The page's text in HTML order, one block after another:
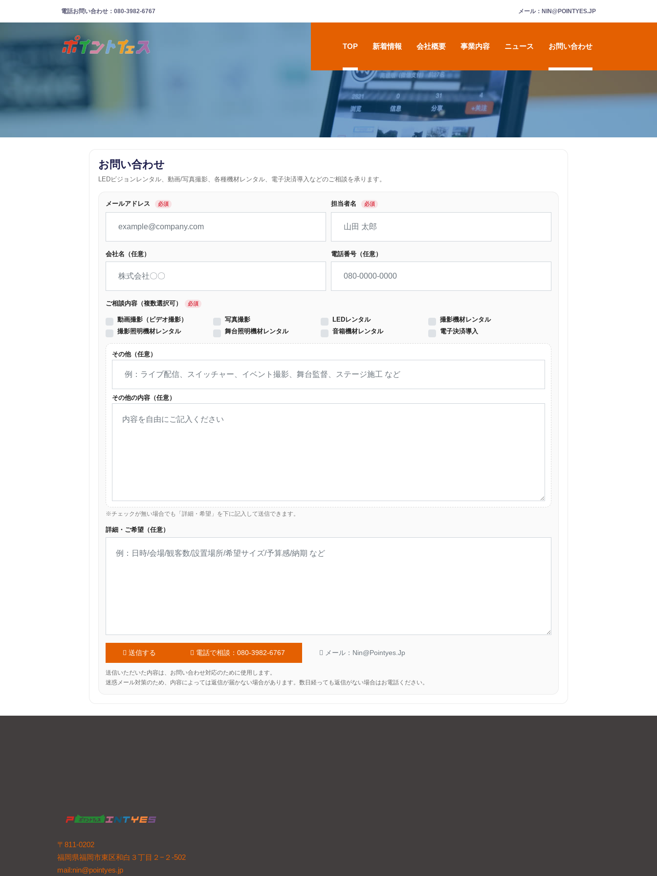
電話お問い合わせ：080-3982-6767 メール：NIN@POINTYES.JP
TOP 新着情報 会社概要 事業内容 ニュース お問い合わせ
お問い合わせ
LEDビジョンレンタル、動画/写真撮影、各種機材レンタル、電子決済導入などのご相談を承ります。
メールアドレス 必須 担当者名 必須
会社名（任意） 電話番号（任意）
ご相談内容（複数選択可） 必須
動画撮影（ビデオ撮影） 写真撮影 LEDレンタル
撮影機材レンタル
撮影照明機材レンタル
舞台照明機材レンタル 音箱機材レンタル 電子決済導入
その他（任意）
その他の内容（任意）
※チェックが無い場合でも「詳細・希望」を下に記入して送信できます。
詳細・ご希望（任意）
送信する 電話で相談：080-3982-6767 メール：nin@pointyes.jp
送信いただいた内容は、お問い合わせ対応のために使用します。
迷惑メール対策のため、内容によっては返信が届かない場合があります。数日経っても返信がない場合はお電話ください。
〒811-0202
福岡県福岡市東区和白３丁目２−２-502
mail:nin@pointyes.jp